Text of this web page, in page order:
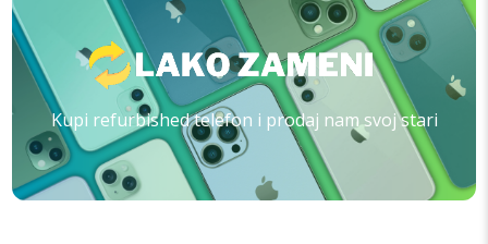
Kupi refurbished telefon i prodaj nam svoj stari